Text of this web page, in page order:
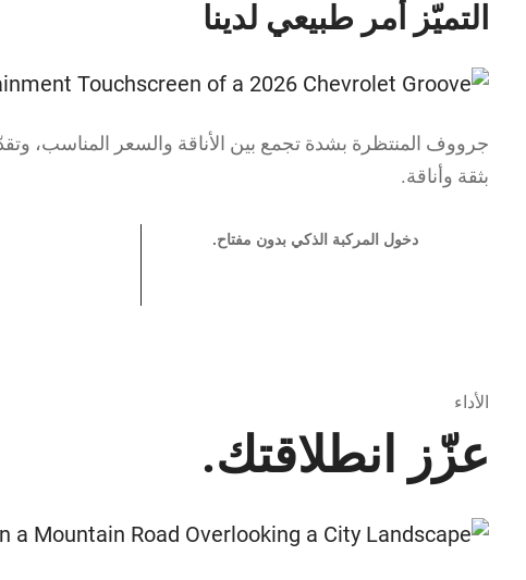
التميّز أمر طبيعي لدينا
جرووف المنتظرة بشدة تجمع بين الأناقة والسعر المناسب،
بثقة وأناقة.
دخول المركبة الذكي بدون مفتاح.
الأداء
عزّز انطلاقتك.